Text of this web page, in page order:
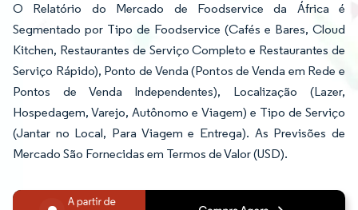
O Relatório do Mercado de Foodservice da África é
Segmentado por Tipo de Foodservice (Cafés e Bares, Cloud
Kitchen, Restaurantes de Serviço Completo e Restaurantes de
Serviço Rápido), Ponto de Venda (Pontos de Venda em Rede e
Pontos de Venda Independentes), Localização (Lazer,
Hospedagem, Varejo, Autônomo e Viagem) e Tipo de Serviço
(Jantar no Local, Para Viagem e Entrega). As Previsões de
Mercado São Fornecidas em Termos de Valor (USD).